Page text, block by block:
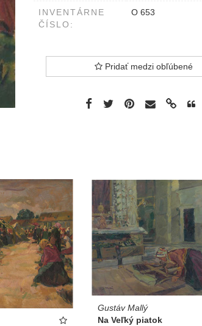
INVENTÁRNE
ČÍSLO:
O 653
Pridať medzi obľúbené
Gustáv Mallý
Na Veľký piatok